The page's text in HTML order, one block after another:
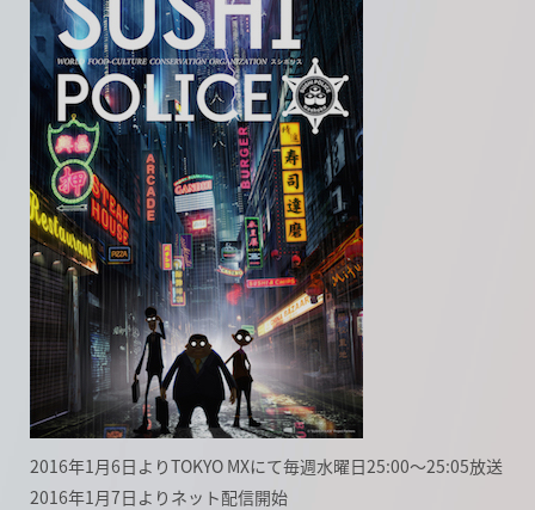
2016年1月6日よりTOKYO MXにて毎週水曜日25:00～25:05放送
2016年1月7日よりネット配信開始